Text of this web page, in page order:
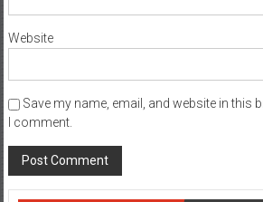
Website
Save my name, email, and website in this
I comment.